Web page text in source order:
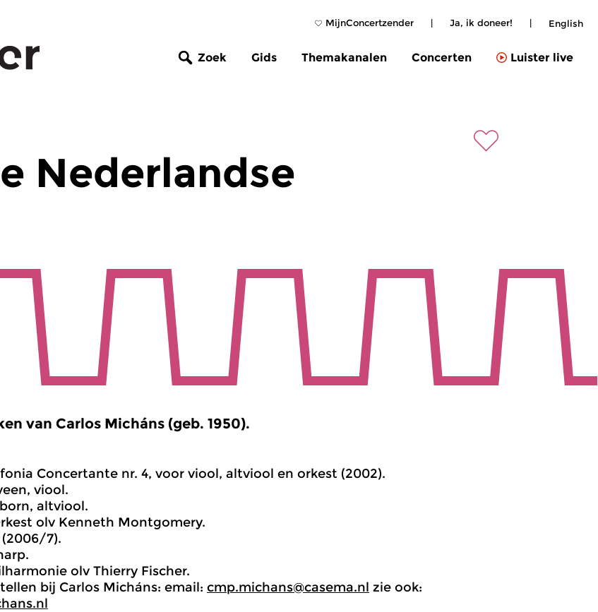
MijnConcertzender | Ja, ik doneer! | English
Zoek Gids Themakanalen Concerten Luister live
Nederlandse
van Carlos Micháns (geb. 1950).
Concertante nr. 4, voor viool, altviool en orkest (2002).
viool.
altviool.
olv Kenneth Montgomery.
7).
olv Thierry Fischer.
bij Carlos Micháns: email: cmp.michans@casema.nl zie ook: